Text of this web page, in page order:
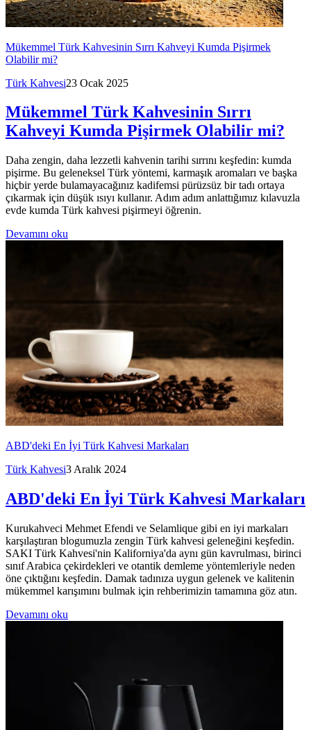
Mükemmel Türk Kahvesinin Sırrı Kahveyi Kumda Pişirmek
Olabilir mi?
Türk Kahvesi23 Ocak 2025
Mükemmel Türk Kahvesinin Sırrı
Kahveyi Kumda Pişirmek Olabilir mi?
Daha zengin, daha lezzetli kahvenin tarihi sırrını keşfedin: kumda
pişirme. Bu geleneksel Türk yöntemi, karmaşık aromaları ve başka
hiçbir yerde bulamayacağınız kadifemsi pürüzsüz bir tadı ortaya
çıkarmak için düşük ısıyı kullanır. Adım adım anlattığımız kılavuzla
evde kumda Türk kahvesi pişirmeyi öğrenin.
Devamını oku
ABD'deki En İyi Türk Kahvesi Markaları
Türk Kahvesi3 Aralık 2024
ABD'deki En İyi Türk Kahvesi Markaları
Kurukahveci Mehmet Efendi ve Selamlique gibi en iyi markaları
karşılaştıran blogumuzla zengin Türk kahvesi geleneğini keşfedin.
SAKI Türk Kahvesi'nin Kaliforniya'da aynı gün kavrulması, birinci
sınıf Arabica çekirdekleri ve otantik demleme yöntemleriyle neden
öne çıktığını keşfedin. Damak tadınıza uygun gelenek ve kalitenin
mükemmel karışımını bulmak için rehberimizin tamamına göz atın.
Devamını oku